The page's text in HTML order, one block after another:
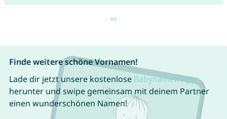
Finde weitere schöne Vornamen!
Lade dir jetzt unsere kostenlose Babynamen App
herunter und swipe gemeinsam mit deinem Partner
einen wunderschönen Namen!